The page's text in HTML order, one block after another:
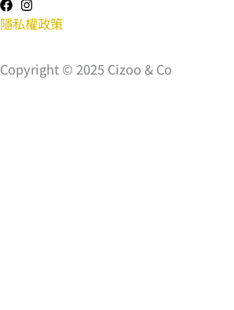
隱私權政策
Copyright © 2025 Cizoo & Co